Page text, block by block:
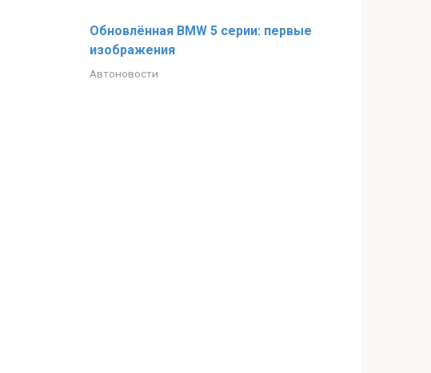
Обновлённая BMW 5 серии: первые
изображения
Автоновости